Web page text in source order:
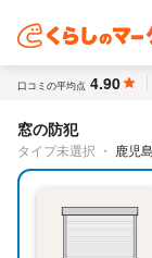
口コミの平均点 4.90
窓の防犯
タイプ未選択 ・ 鹿児